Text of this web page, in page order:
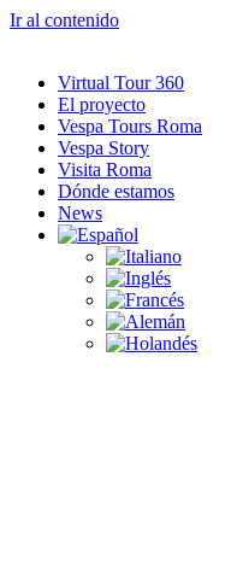
Ir al contenido
Virtual Tour 360
El proyecto
Vespa Tours Roma
Vespa Story
Visita Roma
Dónde estamos
News